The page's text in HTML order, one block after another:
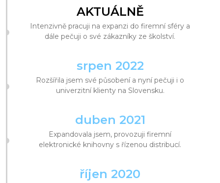
AKTUÁLNĚ
Intenzivně pracuji na expanzi do firemní sféry a
dále pečuji o své zákazníky ze školství.
srpen 2022
Rozšířila jsem své působení a nyní pečuji i o
univerzitní klienty na Slovensku.
duben 2021
Expandovala jsem, provozuji firemní
elektronické knihovny s řízenou distribucí.
říjen 2020